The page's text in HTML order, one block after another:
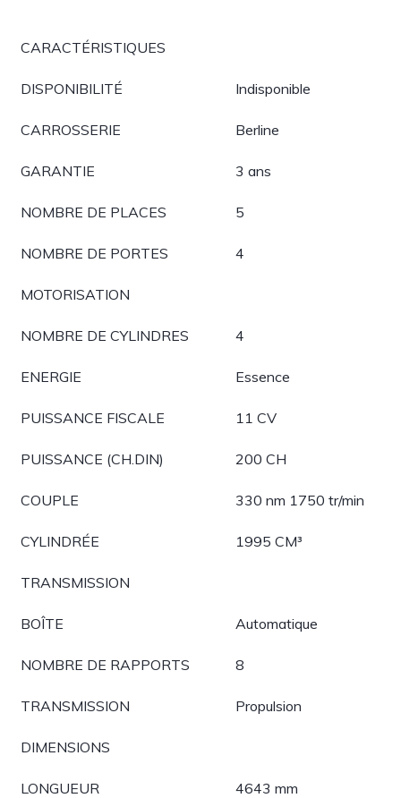
CARACTÉRISTIQUES
DISPONIBILITÉ Indisponible
CARROSSERIE Berline
GARANTIE 3 ans
NOMBRE DE PLACES 5
NOMBRE DE PORTES 4
MOTORISATION
NOMBRE DE CYLINDRES 4
ENERGIE Essence
PUISSANCE FISCALE 11 CV
PUISSANCE (CH.DIN) 200 CH
COUPLE 330 nm 1750 tr/min
CYLINDRÉE 1995 CM³
TRANSMISSION
BOÎTE Automatique
NOMBRE DE RAPPORTS 8
TRANSMISSION Propulsion
DIMENSIONS
LONGUEUR 4643 mm